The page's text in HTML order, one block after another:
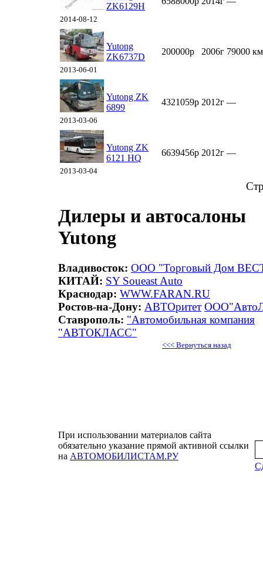
2014-08-12
ZK6129H
2013-06-01
Yutong
ZK6737D
200000р 2006г 79000 км
2013-03-06
Yutong ZK
6899
4321059р 2012г —
2013-03-04
Yutong ZK
6121 HQ
6639456р 2012г —
Дилеры и автосалоны
Yutong
Владивосток: ООО "Торговый Дом
КИТАЙ: SY Soueast Auto
Краснодар: WWW.FARAN.RU
Ростов-на-Дону: АВТОритет
Ставрополь: "Автомобильная компания
"АВТОКЛАСС"
<<< Вернуться назад
При использовании материалов сайта
обязательно указание прямой активной ссылки
на АВТОМОБИЛИСТАМ.РУ